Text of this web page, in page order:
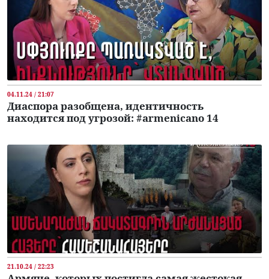
04.11.24 / 21:07
Диаспора разобщена, идентичность
находится под угрозой: #armenicano 14
21.10.24 / 22:23